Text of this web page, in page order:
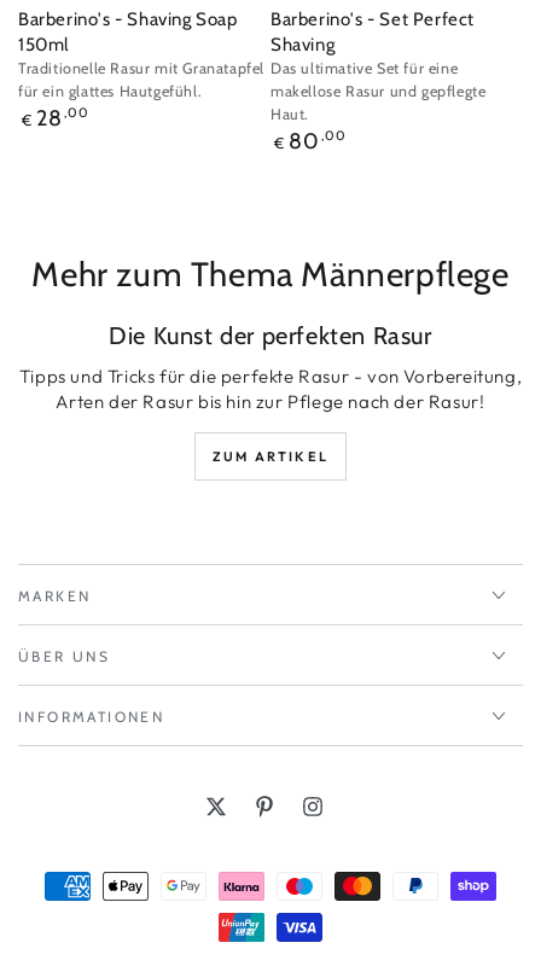
Barberino's - Shaving Soap
150ml
Traditionelle Rasur mit Granatapfel
für ein glattes Hautgefühl.
Regulärer
€ 28 ,00
Barberino's - Set Perfect
Shaving
Das ultimative Set für eine
makellose Rasur und gepflegte
Haut.
Regulärer
€ 80 ,00
Mehr zum Thema Männerpflege
Die Kunst der perfekten Rasur
Tipps und Tricks für die perfekte Rasur - von Vorbereitung,
Arten der Rasur bis hin zur Pflege nach der Rasur!
ZUM ARTIKEL
MARKEN
ÜBER UNS
INFORMATIONEN
TwitterPinterestInstagram
Zahlungsmöglichkeiten